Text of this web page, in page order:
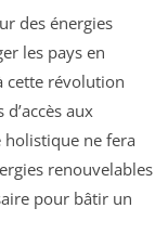
des énergies
les pays en
cette révolution
aux
holistique ne fera
renouvelables
pour bâtir un